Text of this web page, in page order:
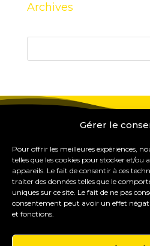
Gérer le
Pour offrir les meilleures expériences,
telles que les cookies pour stocker et/ou
appareils. Le fait de consentir à ces
traiter des données telles que le
uniques sur ce site. Le fait de ne pas
consentement peut avoir un effet
et fonctions.
Archives